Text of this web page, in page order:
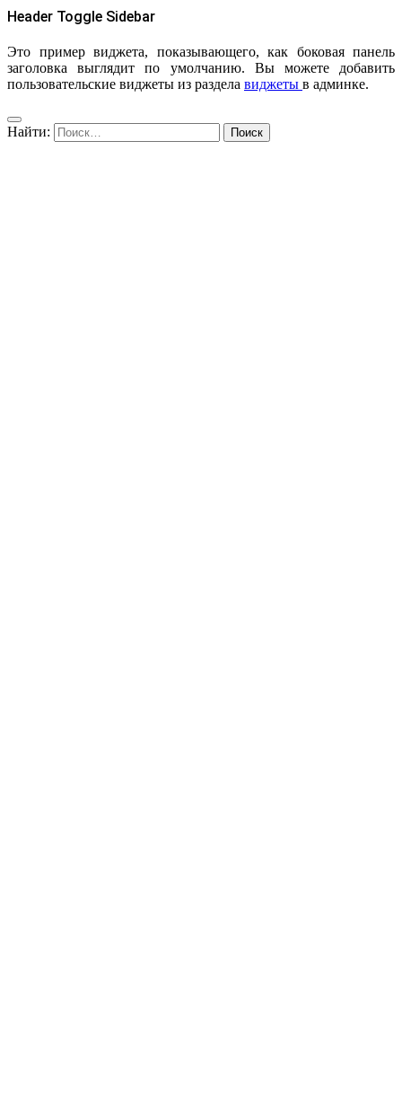
Header Toggle Sidebar
Это пример виджета, показывающего, как боковая панель
заголовка выглядит по умолчанию. Вы можете добавить
пользовательские виджеты из раздела виджеты в админке.
Найти: